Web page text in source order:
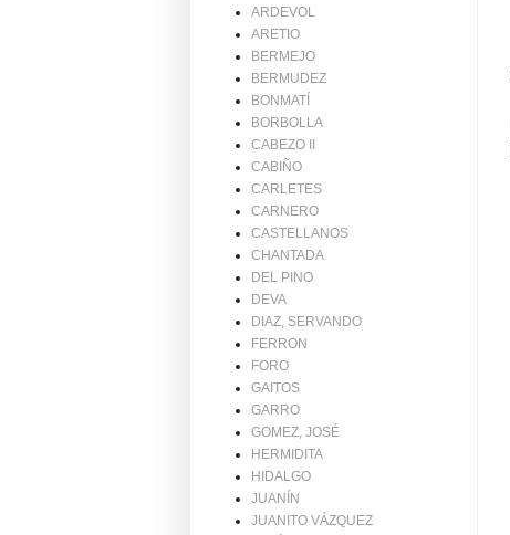
ARDEVOL
ARETIO
BERMEJO
BERMUDEZ
BONMATÍ
BORBOLLA
CABEZO II
CABIÑO
CARLETES
CARNERO
CASTELLANOS
CHANTADA
DEL PINO
DEVA
DIAZ, SERVANDO
FERRON
FORO
GAITOS
GARRO
GOMEZ, JOSÉ
HERMIDITA
HIDALGO
JUANÍN
JUANITO VÁZQUEZ